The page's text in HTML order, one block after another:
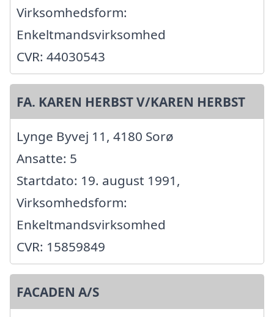
Virksomhedsform:
Enkeltmandsvirksomhed
CVR: 44030543
FA. KAREN HERBST V/KAREN HERBST
Lynge Byvej 11, 4180 Sorø
Ansatte: 5
Startdato: 19. august 1991,
Virksomhedsform:
Enkeltmandsvirksomhed
CVR: 15859849
FACADEN A/S